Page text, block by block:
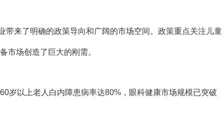
带来了明确的政策导向和广阔的市场空间。政策重点关注儿童
市场创造了巨大的刚需。
岁以上老人白内障患病率达80%，眼科健康市场规模已突破
急救？
2023-11-03 5585
购
2026-07-01 4426